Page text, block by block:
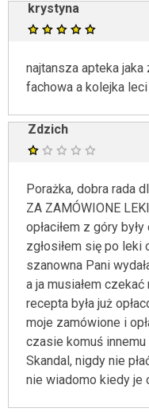
krystyna
najtansza apteka
fachowa a kolejka
Zdzich
Porażka, dobra rada
ZA ZAMÓWIONE
opłaciłem z góry
zgłosiłem się po leki
szanowna Pani
a ja musiałem
recepta była już
moje zamówione i
czasie komuś
Skandal, nigdy nie
nie wiadomo kiedy je